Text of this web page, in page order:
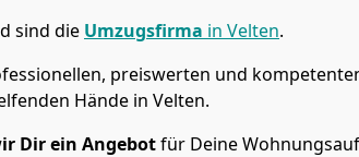
sind die Umzugsfirma in Velten.
preiswerten und
Hände in Velten.
Dir ein Angebotfür Deine